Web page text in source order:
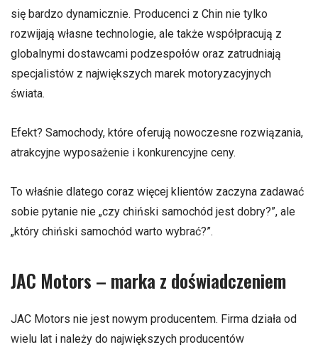
się bardzo dynamicznie. Producenci z Chin nie tylko
rozwijają własne technologie, ale także współpracują z
globalnymi dostawcami podzespołów oraz zatrudniają
specjalistów z największych marek motoryzacyjnych
świata.
Efekt? Samochody, które oferują nowoczesne rozwiązania,
atrakcyjne wyposażenie i konkurencyjne ceny.
To właśnie dlatego coraz więcej klientów zaczyna zadawać
sobie pytanie nie „czy chiński samochód jest dobry?”, ale
„który chiński samochód warto wybrać?”.
JAC Motors – marka z doświadczeniem
JAC Motors nie jest nowym producentem. Firma działa od
wielu lat i należy do największych producentów